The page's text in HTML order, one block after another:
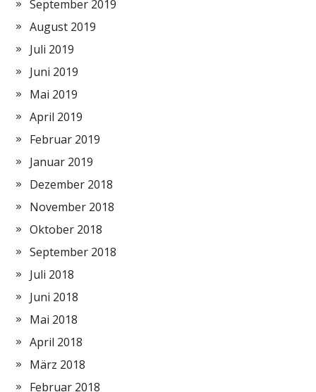
September 2019
August 2019
Juli 2019
Juni 2019
Mai 2019
April 2019
Februar 2019
Januar 2019
Dezember 2018
November 2018
Oktober 2018
September 2018
Juli 2018
Juni 2018
Mai 2018
April 2018
März 2018
Februar 2018